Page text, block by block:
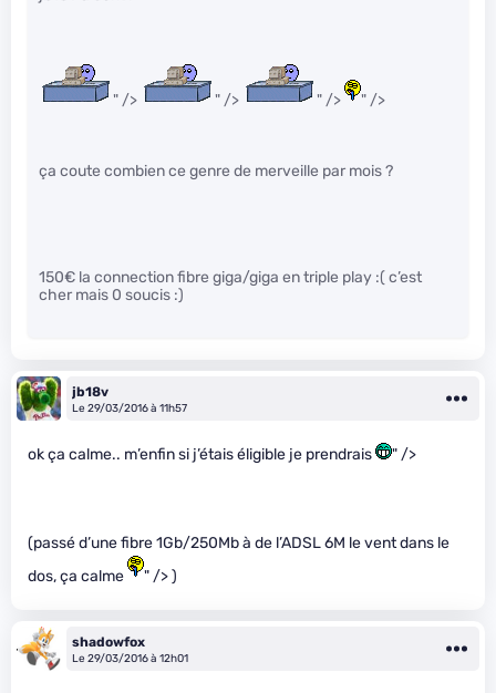
" /> " /> " /> " />
ça coute combien ce genre de merveille par mois ?
150€ la connection fibre giga/giga en triple play :( c’est
cher mais 0 soucis :)
jb18v
Le 29/03/2016 à 11h57
ok ça calme.. m’enfin si j’étais éligible je prendrais " />
(passé d’une fibre 1Gb/250Mb à de l’ADSL 6M le vent dans le
dos, ça calme
" /> )
shadowfox
Le 29/03/2016 à 12h01